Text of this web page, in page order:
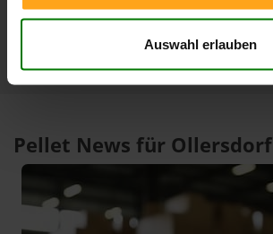
Auswahl erlauben
27.01.2026
Pellet News für Ollersdorf